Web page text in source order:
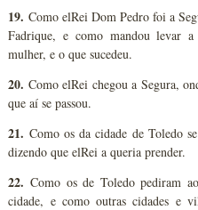
19. Como elRei Dom Pedro foi a
Fadrique, e como mandou levar
mulher, e o que sucedeu.
20. Como elRei chegou a Segura,
que aí se passou.
21. Como os da cidade de Toledo
dizendo que elRei a queria prender.
22. Como os de Toledo pediram
cidade, e como outras cidades e